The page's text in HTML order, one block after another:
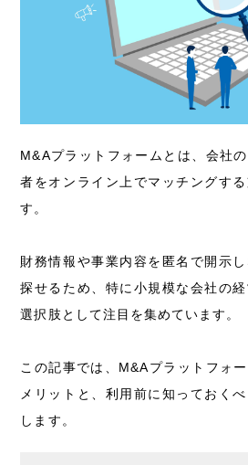
M&Aプラットフォームとは、会社
者をオンライン上でマッチングす
す。
財務情報や事業内容を匿名で開示
探せるため、特に小規模な会社の
選択肢として注目を集めています。
この記事では、M&Aプラットフォ
メリットと、利用前に知っておく
します。